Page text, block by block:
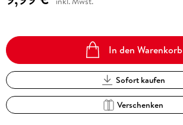
In den Warenkorb
Sofort kaufen
Verschenken